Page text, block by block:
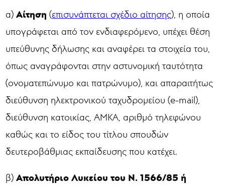
α)Αίτηση (επισυνάπτεται σχέδιο αίτησης), η οποία
υπογράφεται από τον ενδιαφερόμενο, υπέχει θέση
υπεύθυνης δήλωσης και αναφέρει τα στοιχεία του,
όπως αναγράφονται στην αστυνομική ταυτότητα
(ονοματεπώνυμο και πατρώνυμο), και απαραιτήτως
διεύθυνση ηλεκτρονικού ταχυδρομείου (e-mail),
διεύθυνση κατοικίας, ΑΜΚΑ, αριθμό τηλεφώνου
καθώς και το είδος του τίτλου σπουδών
δευτεροβάθμιας εκπαίδευσης που κατέχει.
β)Απολυτήριο Λυκείου του Ν. 1566/85 ή